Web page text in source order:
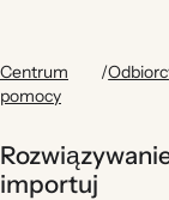
Centrum
pomocy
/
importuj